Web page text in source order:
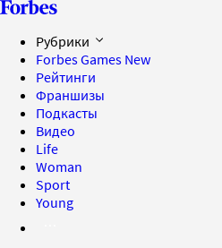
Рубрики
Forbes Games New
Рейтинги
Франшизы
Подкасты
Видео
Life
Woman
Sport
Young